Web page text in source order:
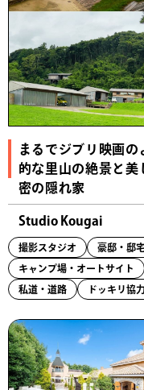
まるでジブリ映画
的な里山の絶景と
密の隠れ家
Studio Kougai
撮影スタジオ 豪邸・邸
キャンプ場・オートサイト
私道・道路 ドッキリ協力